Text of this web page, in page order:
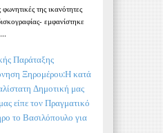
της ικανότητες
εμφανίστηκε
Παράταξης
Ξηρομέρου:Η κατά
Δημοτική μας
είπε τον Πραγματικό
το Βασιλόπουλο για